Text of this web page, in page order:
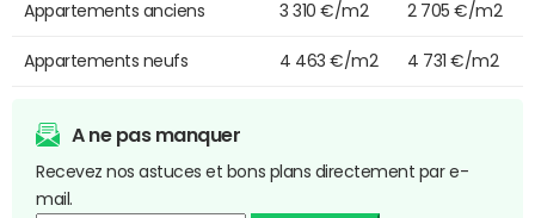
Appartements anciens 3 310 €/m2 2 705 €/m2
Appartements neufs 4 463 €/m2 4 731 €/m2
A ne pas manquer
Recevez nos astuces et bons plans directement par e-
mail.